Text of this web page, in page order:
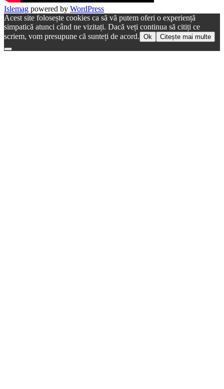
Islemag powered by WordPress
Acest site folosește cookies ca să vă putem oferi o experiență
simpatică atunci când ne vizitați. Dacă veți continua să citiți ce
scriem, vom presupune că sunteți de acord. Ok Citește mai multe